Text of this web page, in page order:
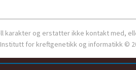
karakter og erstatter ikke kontakt med,
Institutt for kreftgenetikk og informatikk ©